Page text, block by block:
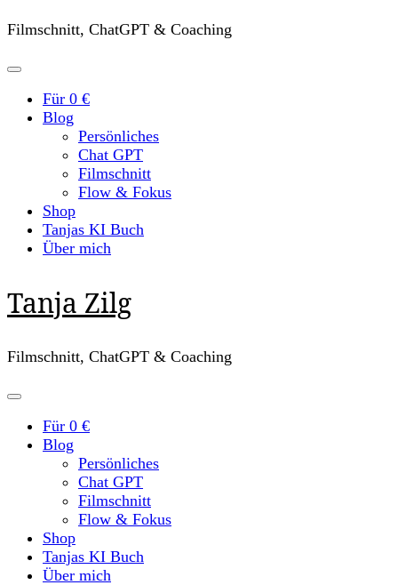
Filmschnitt, ChatGPT & Coaching
Für 0 €
Blog
Persönliches
Chat GPT
Filmschnitt
Flow & Fokus
Shop
Tanjas KI Buch
Über mich
Tanja Zilg
Filmschnitt, ChatGPT & Coaching
Für 0 €
Blog
Persönliches
Chat GPT
Filmschnitt
Flow & Fokus
Shop
Tanjas KI Buch
Über mich